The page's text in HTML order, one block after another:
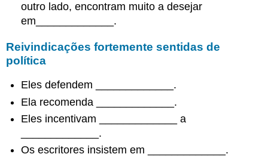
outro lado, encontram muito a desejar
em_____________.
Reivindicações fortemente sentidas de
política
Eles defendem _____________.
Ela recomenda _____________.
Eles incentivam _____________ a
_____________.
Os escritores insistem em _____________.